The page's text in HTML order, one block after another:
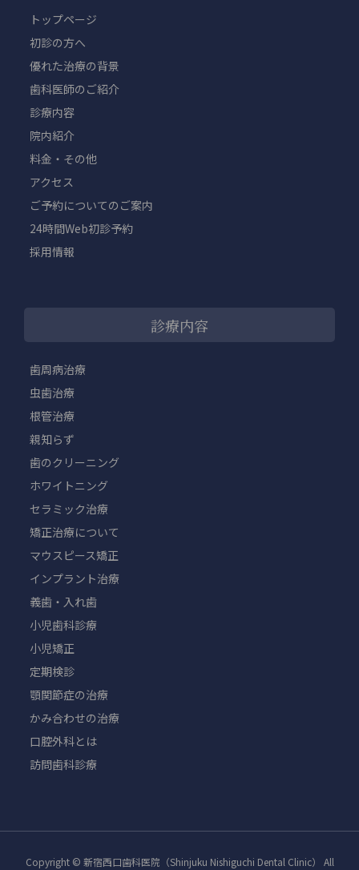
トップページ
初診の方へ
優れた治療の背景
歯科医師のご紹介
診療内容
院内紹介
料金・その他
アクセス
ご予約についてのご案内
24時間Web初診予約
採用情報
診療内容
歯周病治療
虫歯治療
根管治療
親知らず
歯のクリーニング
ホワイトニング
セラミック治療
矯正治療について
マウスピース矯正
インプラント治療
義歯・入れ歯
小児歯科診療
小児矯正
定期検診
顎関節症の治療
かみ合わせの治療
口腔外科とは
訪問歯科診療
Copyright © 新宿西口歯科医院（Shinjuku Nishiguchi Dental Clinic） All